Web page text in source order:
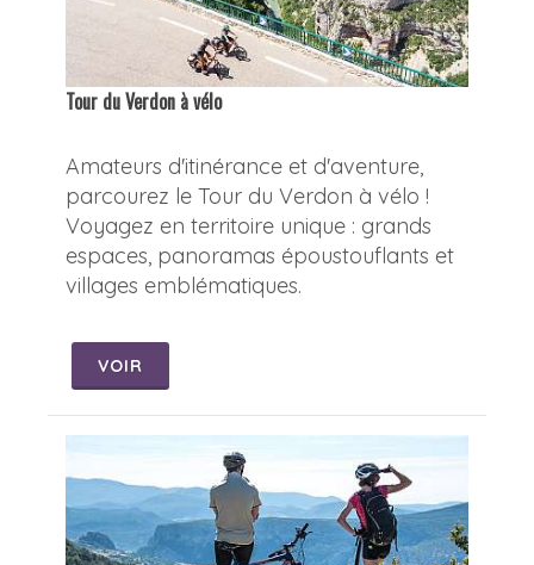
Tour du Verdon à vélo
Amateurs d'itinérance et d'aventure,
parcourez le Tour du Verdon à vélo !
Voyagez en territoire unique : grands
espaces, panoramas époustouflants et
villages emblématiques.
VOIR